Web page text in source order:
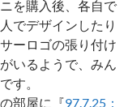
を購入後、各自で
でデザインしたり
ーロゴの張り付け
いるようで、みん
す。
部屋に『97.7.25：